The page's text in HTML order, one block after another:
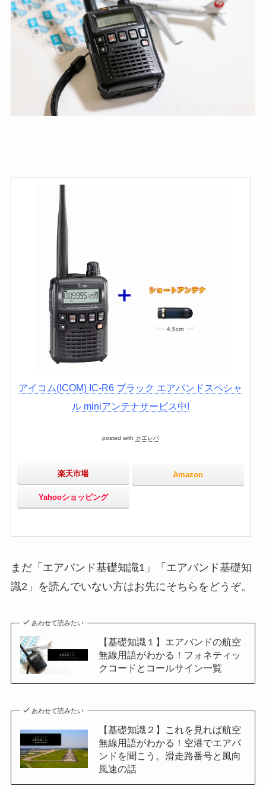
アイコム(ICOM) IC-R6 ブラック エアバンドスペシャ
ル miniアンテナサービス中!
posted with カエレバ
楽天市場 Amazon
Yahooショッピング
まだ「エアバンド基礎知識1」「エアバンド基礎知
識2」を読んでいない方はお先にそちらをどうぞ。
あわせて読みたい
【基礎知識１】エアバンドの航空
無線用語がわかる！フォネティッ
クコードとコールサイン一覧
あわせて読みたい
【基礎知識２】これを見れば航空
無線用語がわかる！空港でエアバ
ンドを聞こう。滑走路番号と風向
風速の話